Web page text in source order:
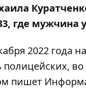
где мужчина
2022 года
пишет